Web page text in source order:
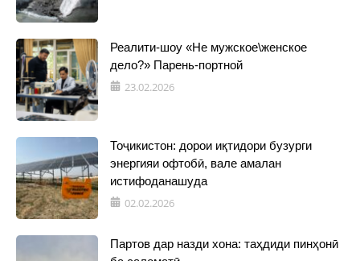
Реалити-шоу «Не мужское\женское
дело?» Парень-портной
23.02.2026
Тоҷикистон: дорои иқтидори бузурги
энергияи офтобӣ, вале амалан
истифоданашуда
02.02.2026
Партов дар назди хона: таҳдиди пинҳонӣ